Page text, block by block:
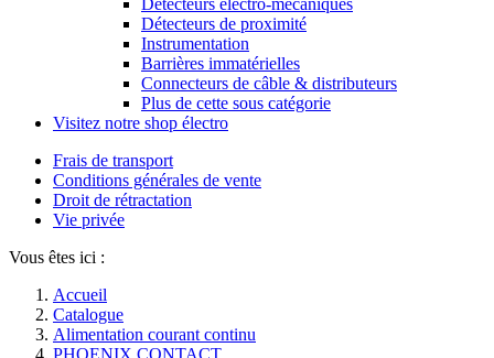
Détecteurs de proximité
Instrumentation
Barrières immatérielles
Connecteurs de câble & distributeurs
Plus de cette sous catégorie
Visitez notre shop électro
Frais de transport
Conditions générales de vente
Droit de rétractation
Vie privée
Vous êtes ici :
Accueil
Catalogue
Alimentation courant continu
PHOENIX CONTACT